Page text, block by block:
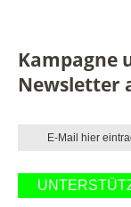
Kampagne
Newsletter